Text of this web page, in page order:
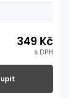
349 Kč
s DPH